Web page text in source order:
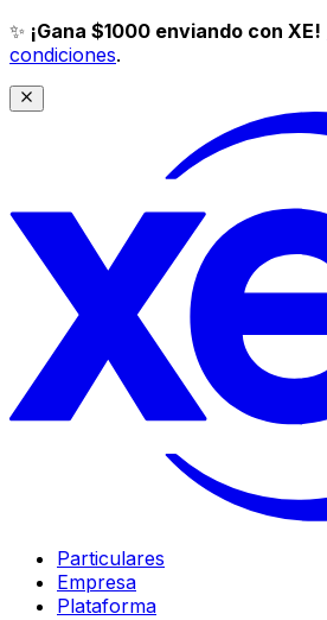
✨ ¡Gana $1000 enviando con XE!
condiciones.
Particulares
Empresa
Plataforma